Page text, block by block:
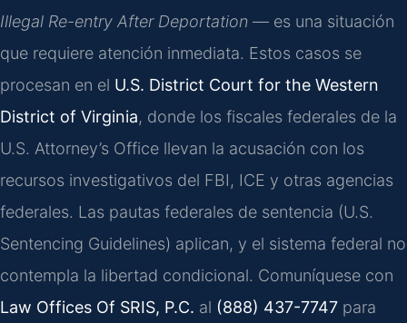
Illegal Re-entry After Deportation — es una situación
que requiere atención inmediata. Estos casos se
procesan en el U.S. District Court for the Western
District of Virginia, donde los fiscales federales de la
U.S. Attorney’s Office llevan la acusación con los
recursos investigativos del FBI, ICE y otras agencias
federales. Las pautas federales de sentencia (U.S.
Sentencing Guidelines) aplican, y el sistema federal no
contempla la libertad condicional. Comuníquese con
Law Offices Of SRIS, P.C. al (888) 437-7747 para